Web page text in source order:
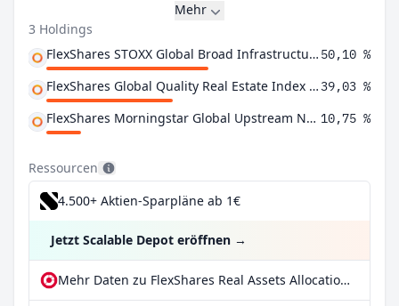
Mehr
3 Holdings
FlexShares STOXX Global Broad Infrastructure Index Fund 50,10 %
FlexShares Global Quality Real Estate Index Fund39,03 %
FlexShares Morningstar Global Upstream Natural Resources Index Fund 10,75 %
Ressourcen
4.500+ Aktien-Sparpläne ab 1€
Jetzt Scalable Depot eröffnen →
Mehr Daten zu FlexShares Real Assets Allocation Index Fund bei extraETF